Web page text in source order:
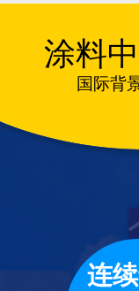
涂料
国际背
连